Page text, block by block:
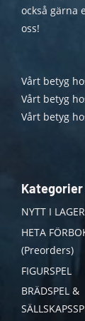
också gärna
oss!
Vårt betyg
Vårt betyg
Vårt betyg
Kategorier
NYTT I LAGER
HETA
(Preorders)
FIGURSPEL
BRÄDSPEL &